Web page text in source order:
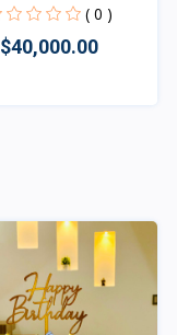
( 0 )
$40,000.00